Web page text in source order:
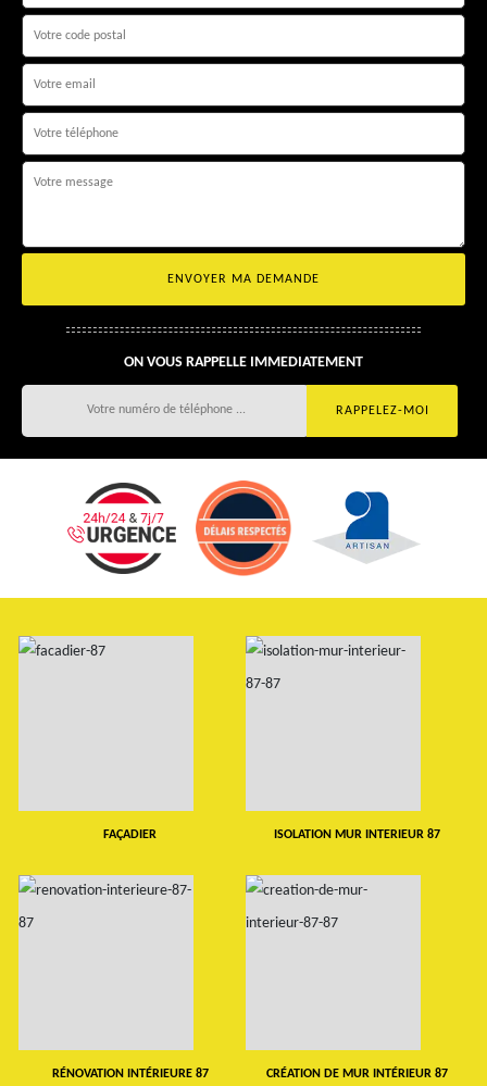
ON VOUS RAPPELLE IMMEDIATEMENT
FAÇADIER ISOLATION MUR INTERIEUR 87
RÉNOVATION INTÉRIEURE 87 CRÉATION DE MUR INTÉRIEUR 87